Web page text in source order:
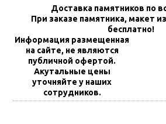
Доставка памятников по
При заказе памятника, макет
бесплатно!
Информация размещенная
на сайте, не являются
публичной офертой.
Акутальные цены
уточняйте у наших
сотрудников.